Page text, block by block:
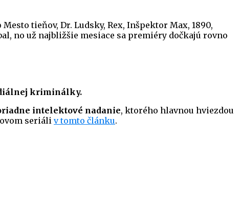
tieňov, Dr. Ludsky, Rex, Inšpektor Max, 1890,
no už najbližšie mesiace sa premiéry dočkajú rovno
kriminálky.
intelektové nadanie, ktorého hlavnou hviezdou
seriáliv tomto článku.